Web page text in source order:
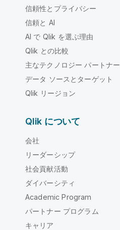
信頼性とプライバシー
信頼と AI
AI で Qlik を選ぶ理由
Qlik との比較
主なテクノロジー パートナー
データ ソースとターゲット
Qlik リージョン
Qlik について
会社
リーダーシップ
社会貢献活動
ダイバーシティ
Academic Program
パートナー プログラム
キャリア